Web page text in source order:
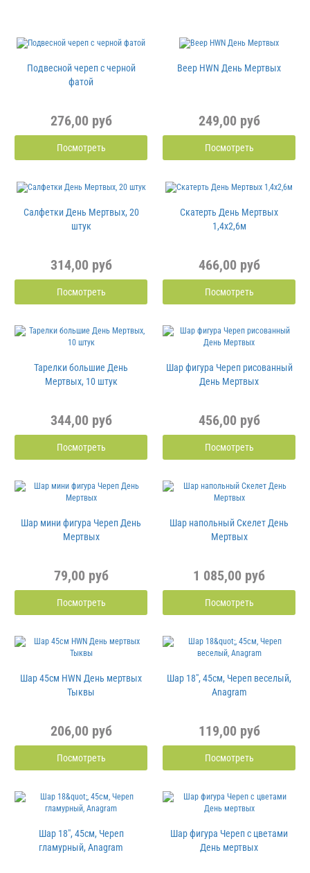
Подвесной череп с черной
фатой
276,00 руб
Посмотреть
Веер HWN День Мертвых
249,00 руб
Посмотреть
Салфетки День Мертвых, 20
штук
314,00 руб
Посмотреть
Скатерть День Мертвых
1,4х2,6м
466,00 руб
Посмотреть
Тарелки большие День
Мертвых, 10 штук
344,00 руб
Посмотреть
Шар фигура Череп рисованный
День Мертвых
456,00 руб
Посмотреть
Шар мини фигура Череп День
Мертвых
79,00 руб
Посмотреть
Шар напольный Скелет День
Мертвых
1 085,00 руб
Посмотреть
Шар 45см HWN День мертвых
Тыквы
206,00 руб
Посмотреть
Шар 18", 45см, Череп веселый,
Anagram
119,00 руб
Посмотреть
Шар 18", 45см, Череп
гламурный, Anagram
Шар фигура Череп с цветами
День мертвых